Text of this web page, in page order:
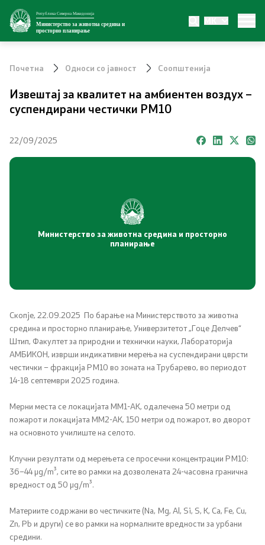
Република Северна Македонија
Министерство за животна средина и
просторно планирање
MK
Министерство
Сектори
Органи во состав
Новости
Позитивна промена
Регулатива
Конвенции
Документи
Програми
Почетна Односи со јавност Соопштенија
Извештај за квалитет на амбиентен воздух –
суспендирани честички PM10
22/09/2025
Министерство за животна средина и просторно
планирање
Скопје, 22.09.2025 По барање на Министерството за животна
средина и просторно планирање, Универзитетот „Гоце Делчев“
Штип, Факултет за природни и технички науки, Лабораторија
АМБИКОН, изврши индикативни мерења на суспендирани цврсти
честички – фракција PM10 во зоната на Трубарево, во периодот
14-18 септември 2025 година.
Мерни места се локацијата ММ1-АК, одалечена 50 метри од
пожарот и локацијата ММ2-АК, 150 метри од пожарот, во дворот
на основното училиште на селото.
Клучни резултати од мерењета се просечни концентрации PM10:
36–44 µg/m³, сите во рамки на дозволената 24-часовна гранична
вредност од 50 µg/m³.
Материите содржани во честичките (Na, Mg, Al, Si, S, K, Ca, Fe, Cu,
Zn, Pb и други) се во рамки на нормалните вредности за урбани
средини.